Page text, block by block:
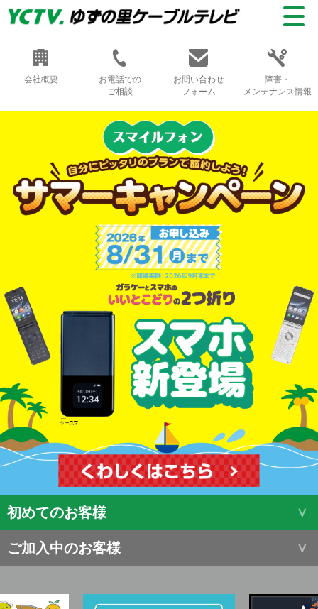
会社概要
お電話での
ご相談
お問い合わせ
フォーム
障害・
メンテナンス情報
初めてのお客様
ご加入中のお客様